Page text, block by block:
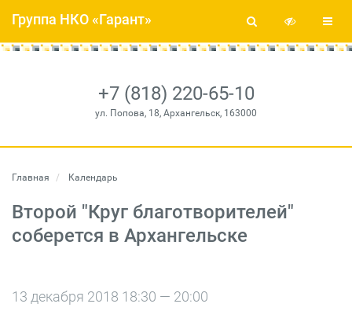
+7 (818) 220-65-10
ул. Попова, 18, Архангельск, 163000
Группа НКО «Гарант»
Главная Календарь
Второй "Круг благотворителей"
соберется в Архангельске
13 декабря 2018 18:30 — 20:00